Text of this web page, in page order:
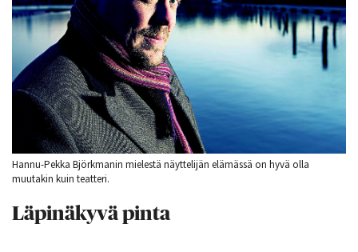
Hannu-Pekka Björkmanin mielestä näyttelijän elämässä on hyvä olla
muutakin kuin teatteri.
Läpinäkyvä pinta